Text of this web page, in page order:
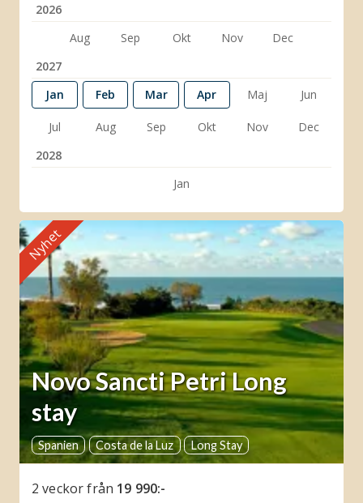
2026
Aug
Sep Okt Nov
Dec
2027
Jan
Feb Mar Apr Maj Jun
Jul Aug Sep Okt Nov
Dec
2028
Jan
Nyhet
Novo Sancti Petri Long
stay
Spanien Costa de la Luz Long Stay
2 veckorfrån 19 990:-